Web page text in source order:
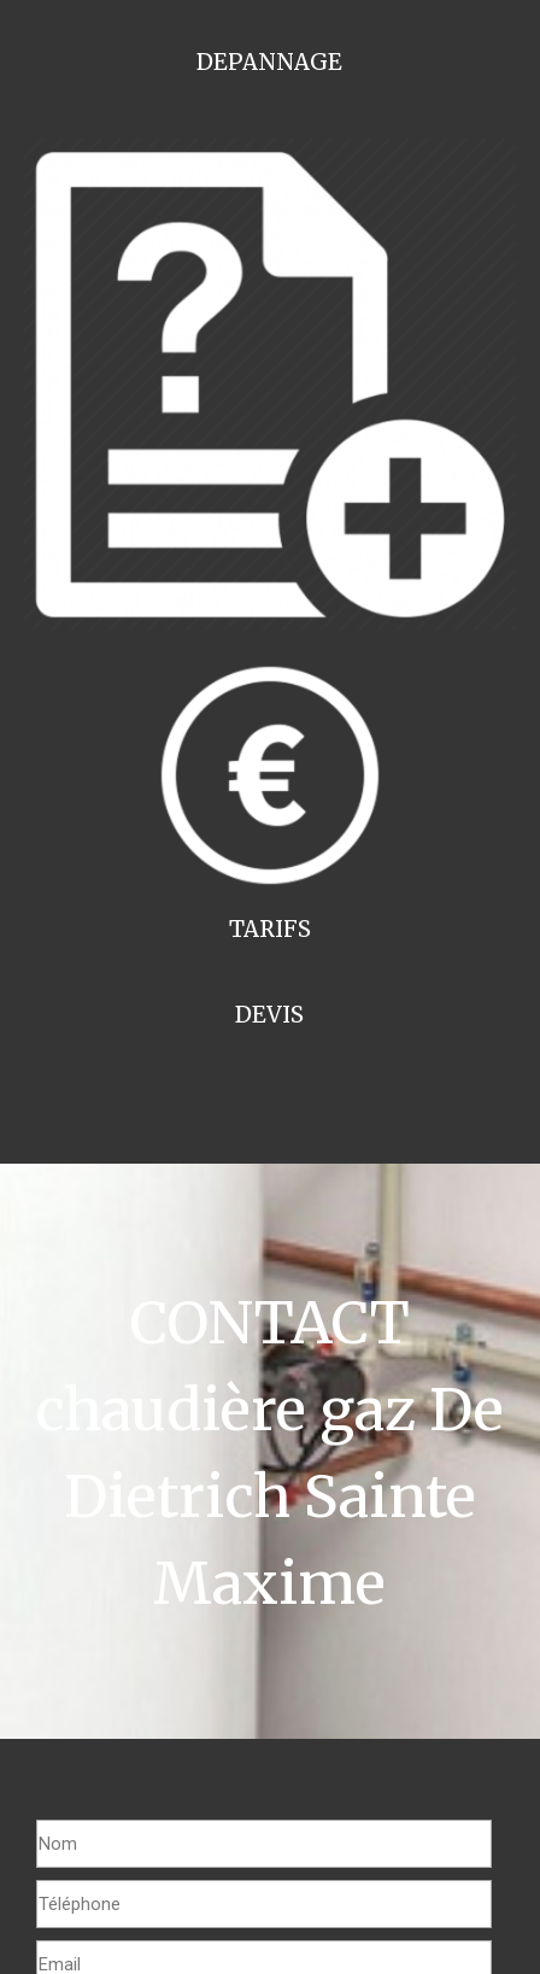
DEPANNAGE
TARIFS
DEVIS
CONTACT
chaudière gaz De
Dietrich Sainte
Maxime